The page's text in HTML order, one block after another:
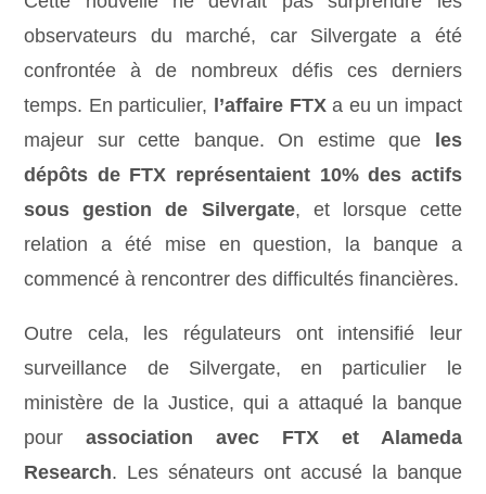
observateurs du marché, car Silvergate a été
confrontée à de nombreux défis ces derniers
temps. En particulier, l’affaire FTXa eu un impact
majeur sur cette banque. On estime que les
dépôts de FTX représentaient 10% des actifs
sous gestion de Silvergate, et lorsque cette
relation a été mise en question, la banque a
commencé à rencontrer des difficultés financières.
Outre cela, les régulateurs ont intensifié leur
surveillance de Silvergate, en particulier le
ministère de la Justice, qui a attaqué la banque
pourassociation avec FTX et Alameda
Research. Les sénateurs ont accusé la banque